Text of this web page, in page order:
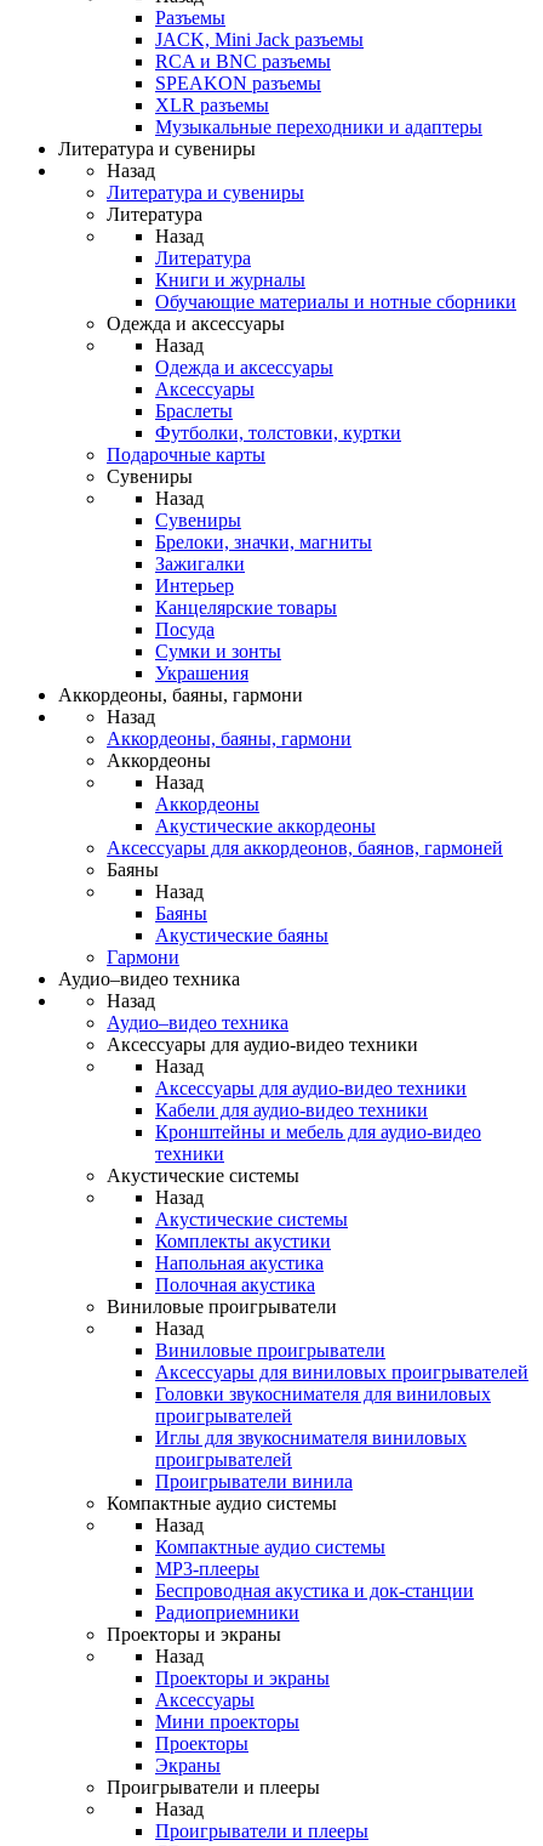
Разъемы
JACK, Mini Jack разъемы
RCA и BNC разъемы
SPEAKON разъемы
XLR разъемы
Музыкальные переходники и адаптеры
Литература и сувениры
Назад
Литература и сувениры
Литература
Назад
Литература
Книги и журналы
Обучающие материалы и нотные сборники
Одежда и аксессуары
Назад
Одежда и аксессуары
Аксессуары
Браслеты
Футболки, толстовки, куртки
Подарочные карты
Сувениры
Назад
Сувениры
Брелоки, значки, магниты
Зажигалки
Интерьер
Канцелярские товары
Посуда
Сумки и зонты
Украшения
Аккордеоны, баяны, гармони
Назад
Аккордеоны, баяны, гармони
Аккордеоны
Назад
Аккордеоны
Акустические аккордеоны
Аксессуары для аккордеонов, баянов, гармоней
Баяны
Назад
Баяны
Акустические баяны
Гармони
Аудио–видео техника
Назад
Аудио–видео техника
Аксессуары для аудио-видео техники
Назад
Аксессуары для аудио-видео техники
Кабели для аудио-видео техники
Кронштейны и мебель для аудио-видео
техники
Акустические системы
Назад
Акустические системы
Комплекты акустики
Напольная акустика
Полочная акустика
Виниловые проигрыватели
Назад
Виниловые проигрыватели
Аксессуары для виниловых проигрывателей
Головки звукоснимателя для виниловых
проигрывателей
Иглы для звукоснимателя виниловых
проигрывателей
Проигрыватели винила
Компактные аудио системы
Назад
Компактные аудио системы
MP3-плееры
Беспроводная акустика и док-станции
Радиоприемники
Проекторы и экраны
Назад
Проекторы и экраны
Аксессуары
Мини проекторы
Проекторы
Экраны
Проигрыватели и плееры
Назад
Проигрыватели и плееры